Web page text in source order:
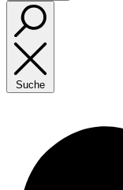
Suche